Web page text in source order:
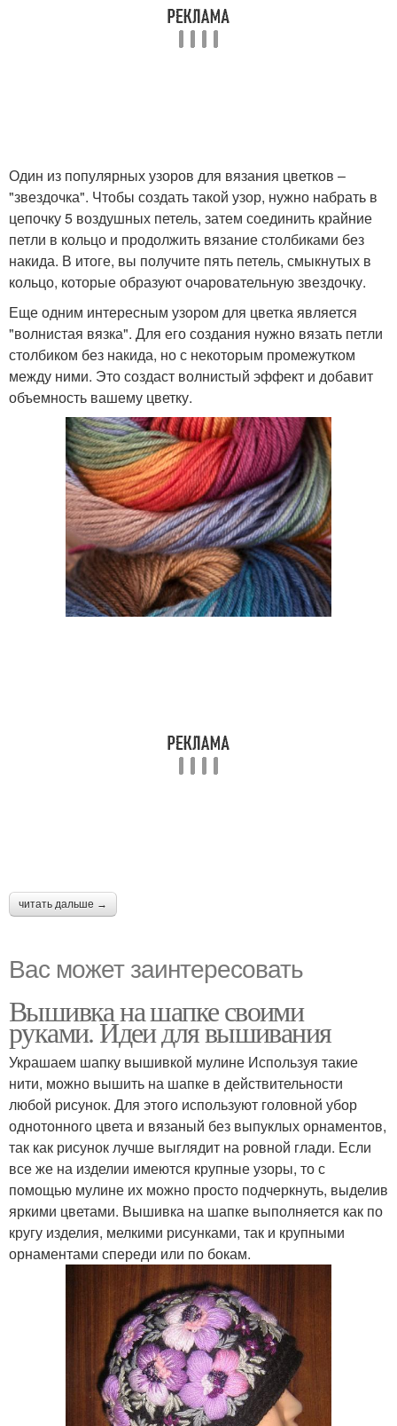
Один из популярных узоров для вязания цветков –
"звездочка". Чтобы создать такой узор, нужно набрать в
цепочку 5 воздушных петель, затем соединить крайние
петли в кольцо и продолжить вязание столбиками без
накида. В итоге, вы получите пять петель, смыкнутых в
кольцо, которые образуют очаровательную звездочку.
Еще одним интересным узором для цветка является
"волнистая вязка". Для его создания нужно вязать петли
столбиком без накида, но с некоторым промежутком
между ними. Это создаст волнистый эффект и добавит
объемность вашему цветку.
читать дальше →
Вас может заинтересовать
Вышивка на шапке своими
руками. Идеи для вышивания
Украшаем шапку вышивкой мулине Используя такие
нити, можно вышить на шапке в действительности
любой рисунок. Для этого используют головной убор
однотонного цвета и вязаный без выпуклых орнаментов,
так как рисунок лучше выглядит на ровной глади. Если
все же на изделии имеются крупные узоры, то с
помощью мулине их можно просто подчеркнуть, выделив
яркими цветами. Вышивка на шапке выполняется как по
кругу изделия, мелкими рисунками, так и крупными
орнаментами спереди или по бокам.